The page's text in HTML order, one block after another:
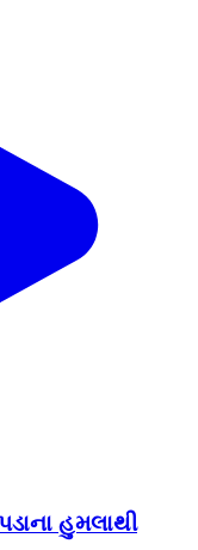
હુમલાથી